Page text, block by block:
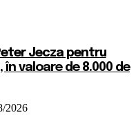
Jecza pentru
valoare de 8.000 de
2026